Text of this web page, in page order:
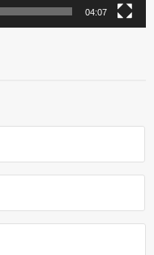
04:07